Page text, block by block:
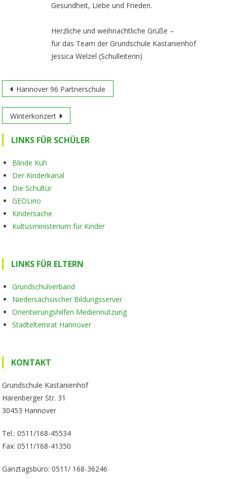
Gesundheit, Liebe und Frieden.
Herzliche und weihnachtliche Grüße –
für das Team der Grundschule Kastanienhof
Jessica Welzel (Schulleiterin)
Post
navigation
Hannover 96 Partnerschule
Winterkonzert
LINKS FÜR SCHÜLER
Blinde Kuh
Der Kinderkanal
Die Schultür
GEOLino
Kindersache
Kultusministerium für Kinder
LINKS FÜR ELTERN
Grundschulverband
Niedersächsischer Bildungsserver
Orientierungshilfen Mediennutzung
Stadtelternrat Hannover
KONTAKT
Grundschule Kastanienhof
Harenberger Str. 31
30453 Hannover
Tel.: 0511/168-45534
Fax: 0511/168-41350
Ganztagsbüro: 0511/ 168-36246